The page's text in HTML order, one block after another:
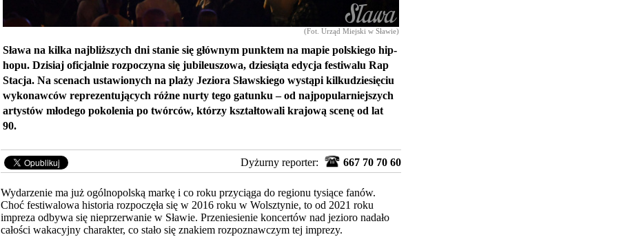
(Fot. Urząd Miejski w Sławie)
Sława na kilka najbliższych dni stanie się głównym punktem na mapie polskiego hip-
hopu. Dzisiaj oficjalnie rozpoczyna się jubileuszowa, dziesiąta edycja festiwalu Rap
Stacja. Na scenach ustawionych na plaży Jeziora Sławskiego wystąpi kilkudziesięciu
wykonawców reprezentujących różne nurty tego gatunku – od najpopularniejszych
artystów młodego pokolenia po twórców, którzy kształtowali krajową scenę od lat
90.
Dyżurny reporter: 667 70 70 60
Wydarzenie ma już ogólnopolską markę i co roku przyciąga do regionu tysiące fanów.
Choć festiwalowa historia rozpoczęła się w 2016 roku w Wolsztynie, to od 2021 roku
impreza odbywa się nieprzerwanie w Sławie. Przeniesienie koncertów nad jezioro nadało
całości wakacyjny charakter, co stało się znakiem rozpoznawczym tej imprezy.